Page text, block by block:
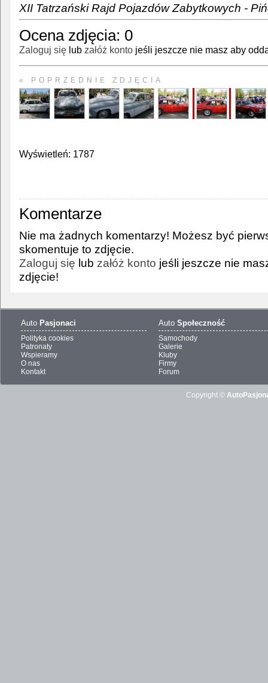
XII Tatrzański Rajd Pojazdów Zabytkowych -
Ocena zdjęcia: 0
Zaloguj się lub załóż konto jeśli jeszcze nie masz aby
« POPRZEDNIE ZDJĘCIA
Wyświetleń: 1787
Komentarze
Nie ma żadnych komentarzy! Możesz być
skomentuje to zdjęcie.
Zaloguj się lub załóż konto jeśli jeszcze nie
zdjęcie!
Auto Pasjonaci
Polityka cookies
Patronaty
Wspieramy
O nas
Kontakt
Auto Społeczność
Samochody
Galerie
Kluby
Firmy
Forum
Copyright ©